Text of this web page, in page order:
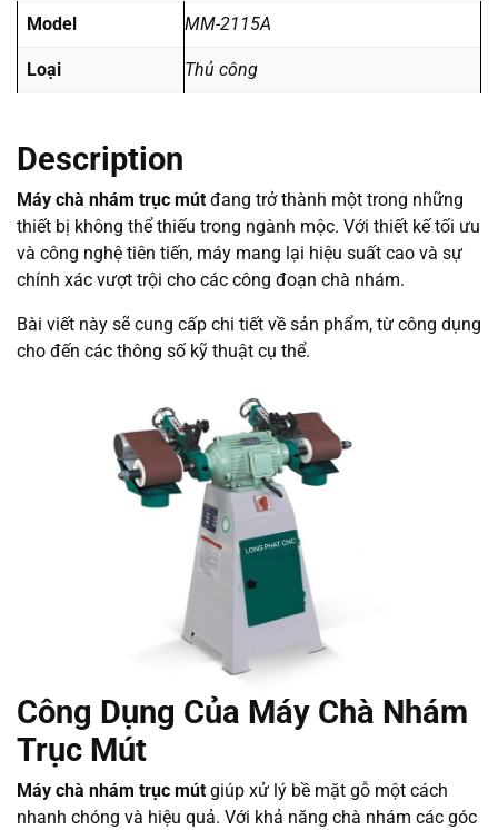
Description
Máy chà nhám trục mútđang trở thành một trong những
thiết bị không thể thiếu trong ngành mộc. Với thiết kế tối ưu
và công nghệ tiên tiến, máy mang lại hiệu suất cao và sự
chính xác vượt trội cho các công đoạn chà nhám.
Bài viết này sẽ cung cấp chi tiết về sản phẩm, từ công dụng
cho đến các thông số kỹ thuật cụ thể.
Công Dụng Của Máy Chà Nhám
Trục Mút
Máy chà nhám trục mútgiúp xử lý bề mặt gỗ một cách
nhanh chóng và hiệu quả. Với khả năng chà nhám các góc
Model MM-2115A
Loại Thủ công